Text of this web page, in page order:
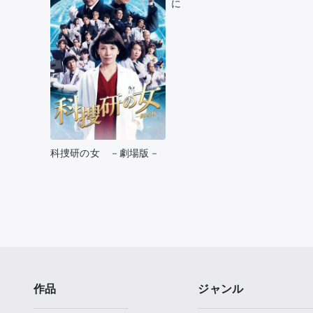
科捜研の女 －劇場版－
に
作品 ジャンル